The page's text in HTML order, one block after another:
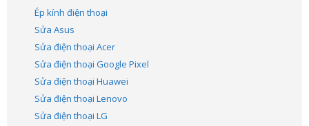
Ép kính điện thoại
Sửa Asus
Sửa điện thoại Acer
Sửa điện thoại Google Pixel
Sửa điện thoại Huawei
Sửa điện thoại Lenovo
Sửa điện thoại LG